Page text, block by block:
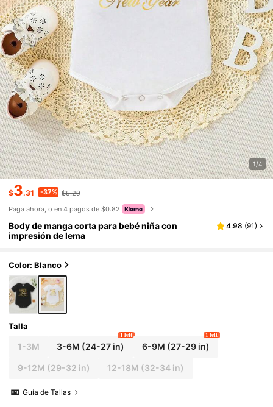
1/4
$3.31 -37% $5.29
Paga ahora, o en 4 pagos de $0.82
Body de manga corta para bebé niña con
impresión de lema
4.98 (91)
Color: Blanco
Talla
1-3M 3-6M (24-27 in)
1 left
6-9M (27-29 in)
1 left
9-12M (29-32 in) 12-18M (32-34 in)
Guía de Tallas